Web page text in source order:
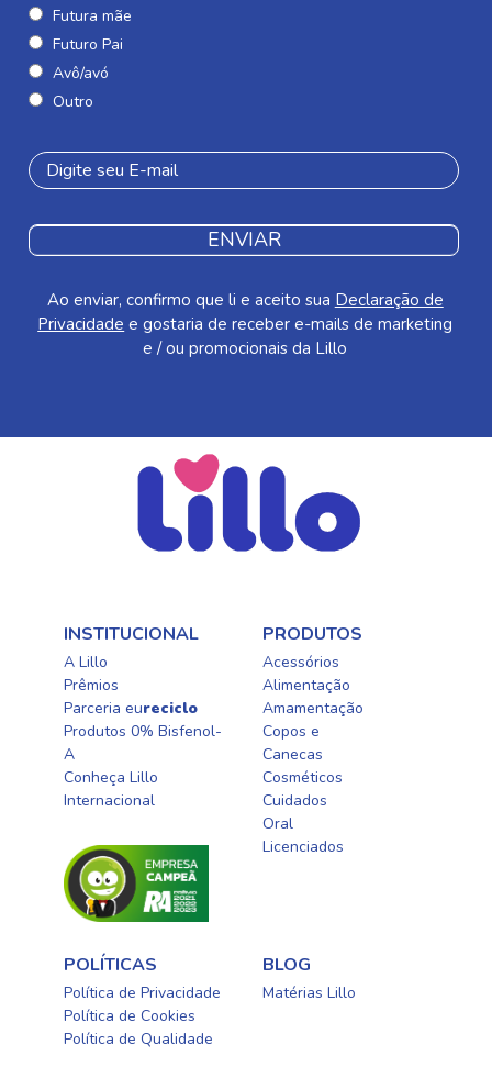
Futura mãe
Futuro Pai
Avô/avó
Outro
ENVIAR
Ao enviar, confirmo que li e aceito sua Declaração de
Privacidade e gostaria de receber e-mails de marketing
e / ou promocionais da Lillo
INSTITUCIONAL
A Lillo
Prêmios
Parceria eureciclo
Produtos 0% Bisfenol-
A
Conheça Lillo
Internacional
PRODUTOS
Acessórios
Alimentação
Amamentação
Copos e
Canecas
Cosméticos
Cuidados
Oral​
Licenciados​
POLÍTICAS
Política de Privacidade
Política de Cookies
Política de Qualidade
BLOG
Matérias Lillo